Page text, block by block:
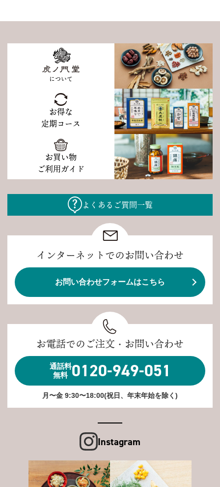
について
お得な
定期コース
お買い物
ご利用ガイド
よくあるご質問一覧
インターネットでのお問い合わせ
お問い合わせフォームはこちら
お電話でのご注文・お問い合わせ
通話料
無料 0120-949-051
月〜金 9:30〜18:00(祝日、年末年始を除く)
Instagram